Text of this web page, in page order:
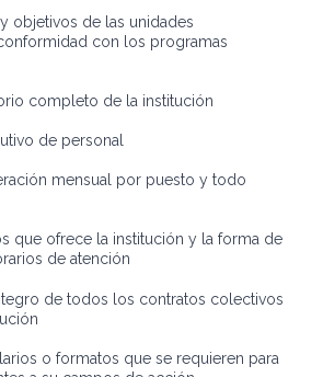
objetivos de las unidades
con los programas
completo de la institución
de personal
mensual por puesto y todo
que ofrece la institución y la forma de
de atención
de todos los contratos colectivos
o formatos que se requieren para